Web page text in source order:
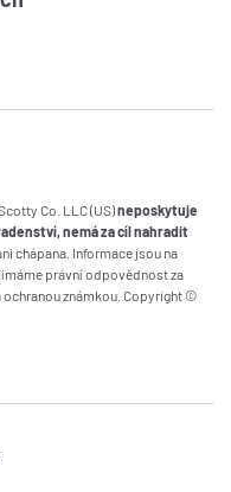
Co. LLC (US)neposkytuje
nemá za cíl nahradit
chápana. Informace jsou na
právní odpovědnost za
ochranou známkou. Copyright ©